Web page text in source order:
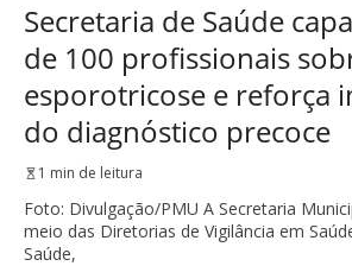
Secretaria de Saúde
de 100 profissionais
esporotricose e reforça
do diagnóstico precoce
1 min de leitura
Foto: Divulgação/PMU A Secretaria
meio das Diretorias de Vigilância em
Saúde,